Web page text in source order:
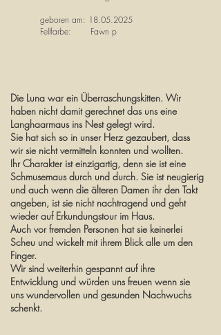
geboren am: 18.05.2025
Fellfarbe: Fawn p
Die Luna war ein Überraschungskitten. Wir
haben nicht damit gerechnet das uns eine
Langhaarmaus ins Nest gelegt wird.
Sie hat sich so in unser Herz gezaubert, dass
wir sie nicht vermitteln konnten und wollten.
Ihr Charakter ist einzigartig, denn sie ist eine
Schmusemaus durch und durch. Sie ist neugierig
und auch wenn die älteren Damen ihr den Takt
angeben, ist sie nicht nachtragend und geht
wieder auf Erkundungstour im Haus.
Auch vor fremden Personen hat sie keinerlei
Scheu und wickelt mit ihrem Blick alle um den
Finger.
Wir sind weiterhin gespannt auf ihre
Entwicklung und würden uns freuen wenn sie
uns wundervollen und gesunden Nachwuchs
schenkt.